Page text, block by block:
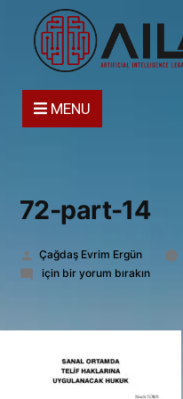
MENU
72-part-14
Gönderen:
Çağdaş Evrim Ergün
72-
için bir yorum bırakın